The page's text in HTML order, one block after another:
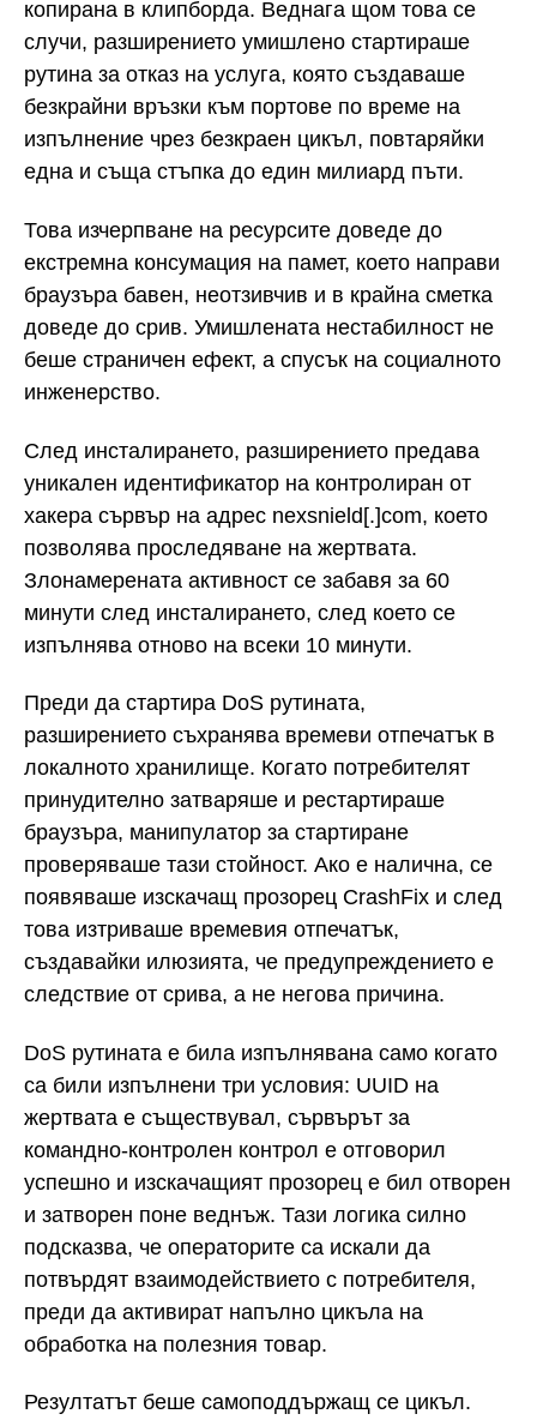
копирана в клипборда. Веднага щом това се
случи, разширението умишлено стартираше
рутина за отказ на услуга, която създаваше
безкрайни връзки към портове по време на
изпълнение чрез безкраен цикъл, повтаряйки
една и съща стъпка до един милиард пъти.
Това изчерпване на ресурсите доведе до
екстремна консумация на памет, което направи
браузъра бавен, неотзивчив и в крайна сметка
доведе до срив. Умишлената нестабилност не
беше страничен ефект, а спусък на социалното
инженерство.
След инсталирането, разширението предава
уникален идентификатор на контролиран от
хакера сървър на адрес nexsnield[.]com, което
позволява проследяване на жертвата.
Злонамерената активност се забавя за 60
минути след инсталирането, след което се
изпълнява отново на всеки 10 минути.
Преди да стартира DoS рутината,
разширението съхранява времеви отпечатък в
локалното хранилище. Когато потребителят
принудително затваряше и рестартираше
браузъра, манипулатор за стартиране
проверяваше тази стойност. Ако е налична, се
появяваше изскачащ прозорец CrashFix и след
това изтриваше времевия отпечатък,
създавайки илюзията, че предупреждението е
следствие от срива, а не негова причина.
DoS рутината е била изпълнявана само когато
са били изпълнени три условия: UUID на
жертвата е съществувал, сървърът за
командно-контролен контрол е отговорил
успешно и изскачащият прозорец е бил отворен
и затворен поне веднъж. Тази логика силно
подсказва, че операторите са искали да
потвърдят взаимодействието с потребителя,
преди да активират напълно цикъла на
обработка на полезния товар.
Резултатът беше самоподдържащ се цикъл.